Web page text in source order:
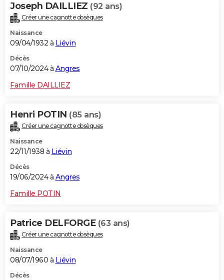
Joseph DAILLIEZ (92 ans)
Créer une cagnotte obsèques
Naissance
09/04/1932 à Liévin
Décès
07/10/2024 à Angres
Famille DAILLIEZ
Henri POTIN (85 ans)
Créer une cagnotte obsèques
Naissance
22/11/1938 à Liévin
Décès
19/06/2024 à Angres
Famille POTIN
Patrice DELFORGE (63 ans)
Créer une cagnotte obsèques
Naissance
08/07/1960 à Liévin
Décès